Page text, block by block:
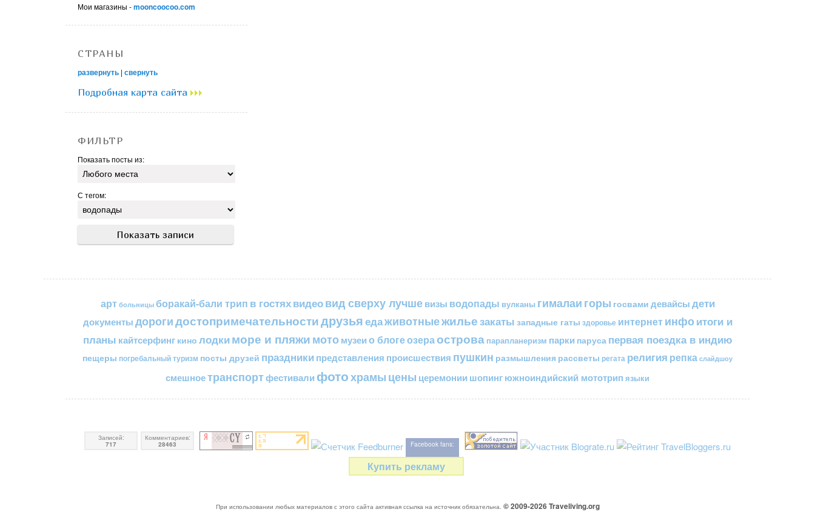
Мои магазины -mooncoocoo.com
СТРАНЫ
развернуть | свернуть
Подробная карта сайта
ФИЛЬТР
Показать посты из:
С тегом:
арт больницы боракай-бали трип в гостяхвидеовид сверху лучше визы водопады вулканы гималаи горы госвами девайсы дети
документыдорогидостопримечательностидрузьяедаживотныежильезакаты западные гаты здоровье интернетинфоитоги и
планы кайтсерфинг кино лодкиморе и пляжимото музеи о блогеозераострова парапланеризм парки паруса первая поездка в индию
пещеры погребальный туризм посты друзей праздникипредставления происшествия пушкин размышления рассветы регата религия репка слайдшоу
смешноетранспортфестивали фотохрамы цены церемонии шопингюжноиндийский мототрип языки
Записей:
717
Комментариев:
28463 Facebook fans:
Купить рекламу
При использовании любых материалов с этого сайта активная ссылка на источник обязательна. © 2009-2026Traveliving.org